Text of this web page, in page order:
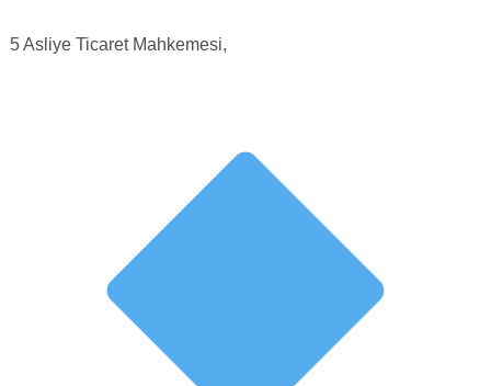
5 Asliye Ticaret Mahkemesi,